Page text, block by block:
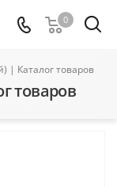
0
| Каталог товаров
товаров